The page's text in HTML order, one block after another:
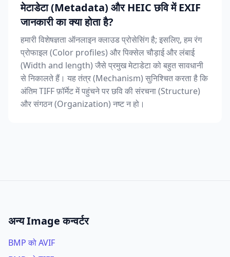
मेटाडेटा (Metadata) और HEIC छवि में EXIF
जानकारी का क्या होता है?
हमारी विशेषज्ञता ऑनलाइन क्लाउड प्रोसेसिंग है; इसलिए, हम रंग
प्रोफाइल (Color profiles) और पिक्सेल चौड़ाई और लंबाई
(Width and length) जैसे प्रमुख मेटाडेटा को बहुत सावधानी
से निकालते हैं। यह तंत्र (Mechanism) सुनिश्चित करता है कि
अंतिम TIFF फ़ॉर्मेट में पहुंचने पर छवि की संरचना (Structure)
और संगठन (Organization) नष्ट न हो।
अन्य Image कन्वर्टर
BMP को AVIF